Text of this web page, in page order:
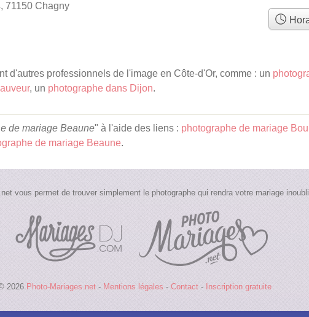
71150 Chagny
d'autres professionnels de l'image en Côte-d'Or, comme : un
, un photographe dans Dijon.
de mariage Beaune" à l'aide des liens : photographe de mariage
de mariage Beaune.
vous permet de trouver simplement le photographe qui rendra votre mariage
2026 Photo-Mariages.net - Mentions légales - Contact- Inscription gratuite